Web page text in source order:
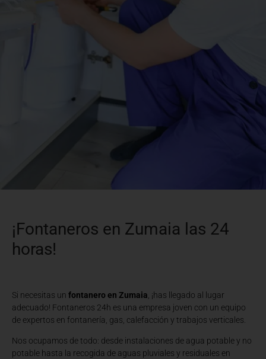
¡Fontaneros en Zumaia las 24
horas!
Si necesitas un fontanero en Zumaia , ¡has llegado al lugar
adecuado! Fontaneros 24h es una empresa joven con un equipo
de expertos en fontanería, gas, calefacción y trabajos verticales.
Nos ocupamos de todo: desde instalaciones de agua potable y no
potable hasta la recogida de aguas pluviales y residuales en